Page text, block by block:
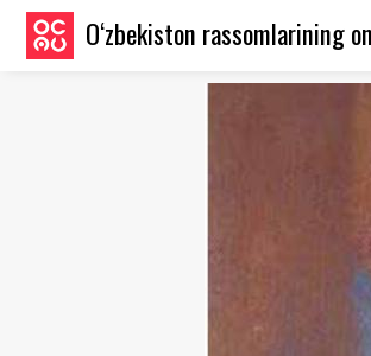
O‘zbekiston rassomlarining